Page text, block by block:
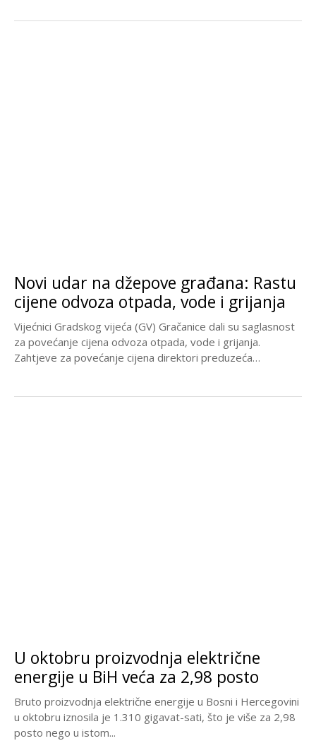
Novi udar na džepove građana: Rastu
cijene odvoza otpada, vode i grijanja
Vijećnici Gradskog vijeća (GV) Gračanice dali su saglasnost
za povećanje cijena odvoza otpada, vode i grijanja.
Zahtjeve za povećanje cijena direktori preduzeća
U oktobru proizvodnja električne
energije u BiH veća za 2,98 posto
Bruto proizvodnja električne energije u Bosni i Hercegovini
u oktobru iznosila je 1.310 gigavat-sati, što je više za 2,98
posto nego u istom...